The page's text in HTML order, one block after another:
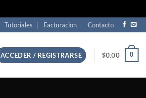
Tutoriales Facturacion Contacto
ACCEDER / REGISTRARSE $0.00 0